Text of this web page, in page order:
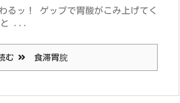
るッ！ ゲップで胃酸がこみ上げてく
と ...
む 食滞胃脘